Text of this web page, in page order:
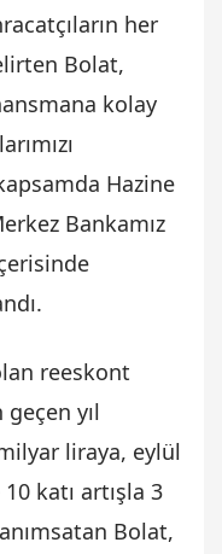
her
Bolat,
kolay
Hazine
Bankamız
reeskont
yıl
liraya, eylül
katı artışla 3
Bolat,